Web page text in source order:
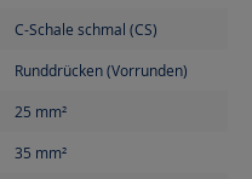
C-Schale schmal (CS)
Runddrücken (Vorrunden)
25 mm²
35 mm²